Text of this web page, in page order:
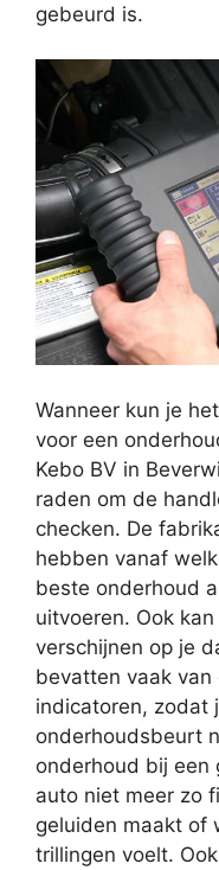
gebeurd is.
Wanneer kun je
voor een
Kebo BV in
raden om de
checken. De
hebben vanaf
beste onderhoud
uitvoeren. Ook
verschijnen op je
bevatten vaak
indicatoren, zodat
onderhoudsbeurt
onderhoud bij een
auto niet meer zo
geluiden maakt of
trillingen voelt.